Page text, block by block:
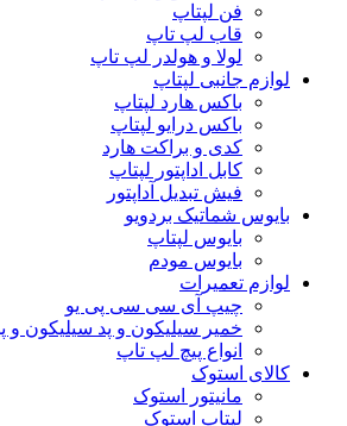
فن لپتاپ
قاب لپ تاپ
لولا و هولدر لپ تاپ
لوازم جانبی لپتاپ
باکس هارد لپتاپ
باکس درایو لپتاپ
کدی و براکت هارد
کابل اداپتور لپتاپ
فیش تبدیل آداپتور
بایوس شماتیک بردویو
بایوس لپتاپ
بایوس مودم
لوازم تعمیرات
چیپ آی سی سی پی یو
خمیر سیلیکون و پد سیلیکون
انواع پیچ لپ تاپ
کالای استوک
مانیتور استوک
لپتاپ استوک